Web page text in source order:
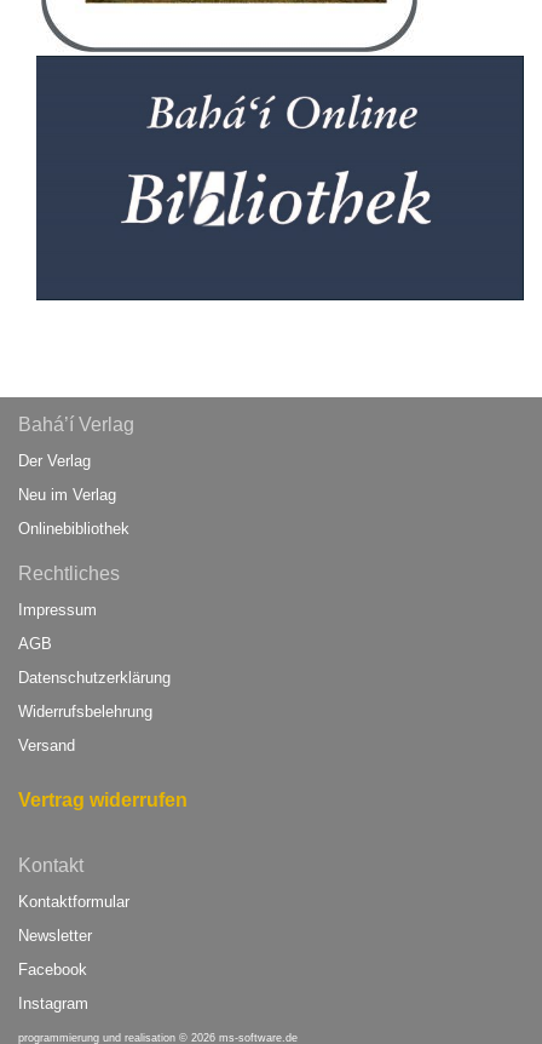
Bahá’í Verlag
Der Verlag
Neu im Verlag
Onlinebibliothek
Rechtliches
Impressum
AGB
Datenschutzerklärung
Widerrufsbelehrung
Versand
Vertrag widerrufen
Kontakt
Kontaktformular
Newsletter
Facebook
Instagram
programmierung und realisation © 2026 ms-software.de